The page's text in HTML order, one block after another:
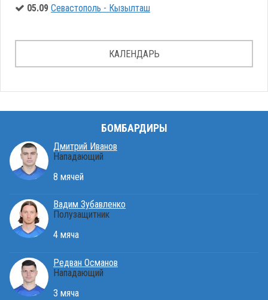
05.09 Севастополь - Кызылташ
КАЛЕНДАРЬ
БОМБАРДИРЫ
Дмитрий Иванов
Нападающий
8 мячей
Вадим Зубавленко
Полузащитник
4 мяча
Редван Османов
Нападающий
3 мяча